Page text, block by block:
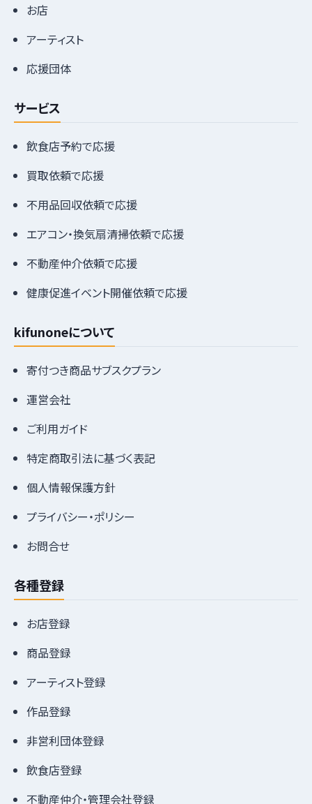
お店
アーティスト
応援団体
サービス
飲食店予約で応援
買取依頼で応援
不用品回収依頼で応援
エアコン・換気扇清掃依頼で応援
不動産仲介依頼で応援
健康促進イベント開催依頼で応援
kifunoneについて
寄付つき商品サブスクプラン
運営会社
ご利用ガイド
特定商取引法に基づく表記
個人情報保護方針
プライバシー・ポリシー
お問合せ
各種登録
お店登録
商品登録
アーティスト登録
作品登録
非営利団体登録
飲食店登録
不動産仲介・管理会社登録